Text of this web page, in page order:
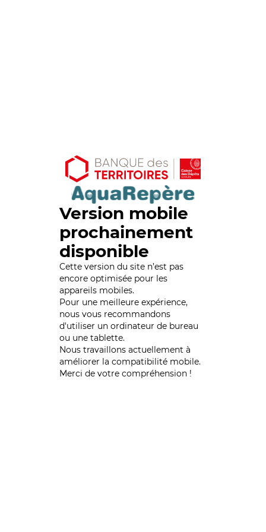
Version mobile
prochainement
disponible
Cette version du site n’est pas
encore optimisée pour les
appareils mobiles.
Pour une meilleure expérience,
nous vous recommandons
d'utiliser un ordinateur de bureau
ou une tablette.
Nous travaillons actuellement à
améliorer la compatibilité mobile.
Merci de votre compréhension !